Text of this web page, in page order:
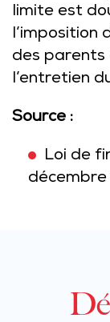
limite est
l’imposition
des
l’entretien
Source :
Loi de